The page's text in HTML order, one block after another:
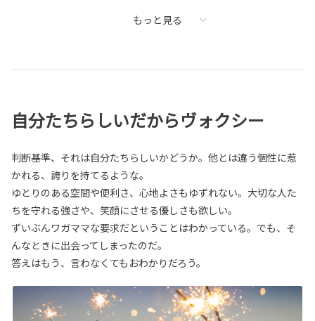
もっと見る
自分たちらしいだからヴォクシー
判断基準、それは自分たちらしいかどうか。他とは違う個性に惹
かれる、誇りを持てるような。
ゆとりのある空間や便利さ、心地よさもゆずれない。大切な人た
ちを守れる強さや、笑顔にさせる優しさも欲しい。
ずいぶんワガママな要求だということはわかっている。でも、そ
んなときに出会ってしまったのだ。
答えはもう、言わなくてもおわかりだろう。